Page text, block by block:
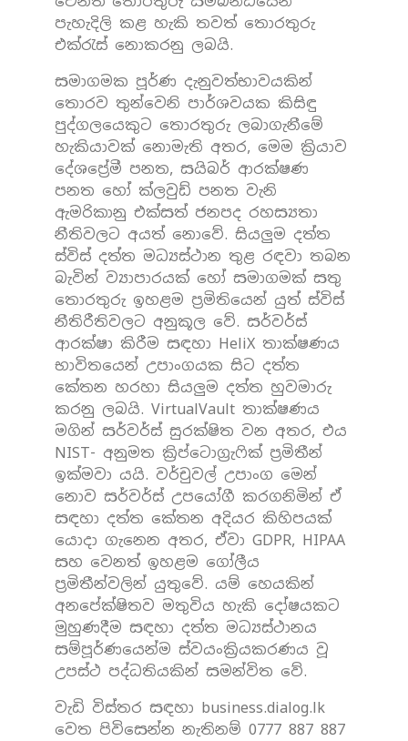
පැහැදිලි කළ හැකි තවත් තොරතුරු
එක්රැස් නොකරනු ලබයි.
සමාගමක පූර්ණ දැනුවත්භාවයකින්
තොරව තුන්වෙනි පාර්ශවයක කිසිඳු
පුද්ගලයෙකුට තොරතුරු ලබාගැනීමේ
හැකියාවක් නොමැති අතර, මෙම ක්‍රියාව
දේශප්‍රේමී පනත, සයිබර් ආරක්ෂණ
පනත හෝ ක්ලවුඩ් පනත වැනි
ඇමරිකානු එක්සත් ජනපද රහස්‍යතා
නීතිවලට අයත් නොවේ. සියලුම දත්ත
ස්විස් දත්ත මධ්‍යස්ථාන තුළ රඳවා තබන
බැවින් ව්‍යාපාරයක් හෝ සමාගමක් සතු
තොරතුරු ඉහළම ප්‍රමිතියෙන් යුත් ස්විස්
නීතිරීතිවලට අනුකූල වේ. සර්වර්ස්
ආරක්ෂා කිරීම සඳහා HeliX තාක්ෂණය
භාවිතයෙන් උපාංගයක සිට දත්ත
කේතන හරහා සියලුම දත්ත හුවමාරු
කරනු ලබයි. VirtualVault තාක්ෂණය
මගින් සර්වර්ස් සුරක්ෂිත වන අතර, එය
NIST- අනුමත ක්‍රිප්ටොග්‍රැෆික් ප්‍රමිතීන්
ඉක්මවා යයි. වර්චුවල් උපාංග මෙන්
නොව සර්වර්ස් උපයෝගී කරගනිමින් ඒ
සඳහා දත්ත කේතන අදියර කිහිපයක්
යොදා ගැනෙන අතර, ඒවා GDPR, HIPAA
සහ වෙනත් ඉහළම ගෝලීය
ප්‍රමිතීන්වලින් යුතුවේ. යම් හෙයකින්
අනපේක්ෂිතව මතුවිය හැකි දෝෂයකට
මුහුණදීම සඳහා දත්ත මධ්‍යස්ථානය
සම්පූර්ණයෙන්ම ස්වයංක්‍රියකරණය වූ
උපස්ථ පද්ධතියකින් සමන්විත වේ.
වැඩි විස්තර සඳහා business.dialog.lk
වෙත පිවිසෙන්න නැතිනම් 0777 887 887